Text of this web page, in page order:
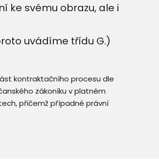
ke svému obrazu, ale i
uvádíme třídu G.)
kontraktačního procesu dle
zákoníku v platném
přičemž případné právní